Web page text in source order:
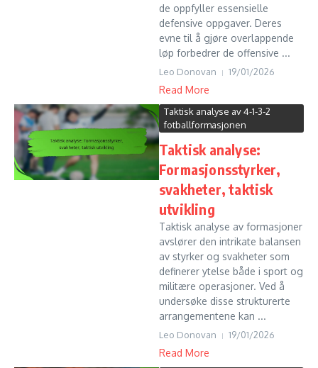
de oppfyller essensielle
defensive oppgaver. Deres
evne til å gjøre overlappende
løp forbedrer de offensive ...
Leo Donovan 19/01/2026
Read More
Taktisk analyse av 4-1-3-2
fotballformasjonen
Taktisk analyse:
Formasjonsstyrker,
svakheter, taktisk
utvikling
Taktisk analyse av formasjoner
avslører den intrikate balansen
av styrker og svakheter som
definerer ytelse både i sport og
militære operasjoner. Ved å
undersøke disse strukturerte
arrangementene kan ...
Leo Donovan 19/01/2026
Read More